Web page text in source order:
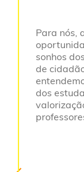
Para nós,
sonhos
de
dos